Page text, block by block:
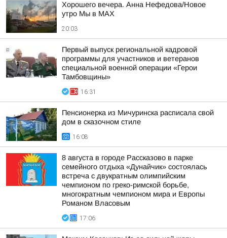
Хорошего вечера. Анна Нефедова/Новое
утро Мы в MAX
20:03
Первый выпуск региональной кадровой
программы для участников и ветеранов
специальной военной операции «Герои
Тамбовщины»
16:31
Пенсионерка из Мичуринска расписала свой
дом в сказочном стиле
16:08
8 августа в городе Рассказово в парке
семейного отдыха «Дунайчик» состоялась
встреча с двукратным олимпийским
чемпионом по греко-римской борьбе,
многократным чемпионом мира и Европы
Романом Власовым
17:06